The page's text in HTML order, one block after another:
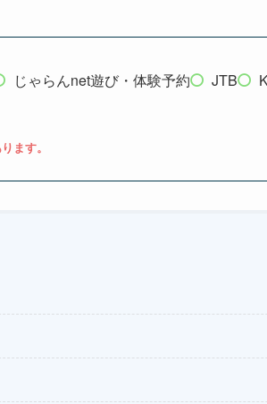
じゃらんnet遊び・体験予約 JTB
ます。